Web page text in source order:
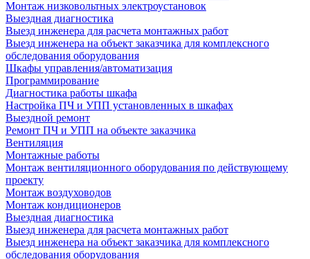
Монтаж низковольтных электроустановок
Выездная диагностика
Выезд инженера для расчета монтажных работ
Выезд инженера на объект заказчика для комплексного
обследования оборудования
Шкафы управления/автоматизация
Программирование
Диагностика работы шкафа
Настройка ПЧ и УПП установленных в шкафах
Выездной ремонт
Ремонт ПЧ и УПП на объекте заказчика
Вентиляция
Монтажные работы
Монтаж вентиляционного оборудования по действующему
проекту
Монтаж воздуховодов
Монтаж кондиционеров
Выездная диагностика
Выезд инженера для расчета монтажных работ
Выезд инженера на объект заказчика для комплексного
обследования оборудования